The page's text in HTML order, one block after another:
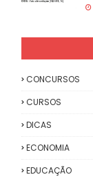
CONCURSOS
CURSOS
DICAS
ECONOMIA
EDUCAÇÃO